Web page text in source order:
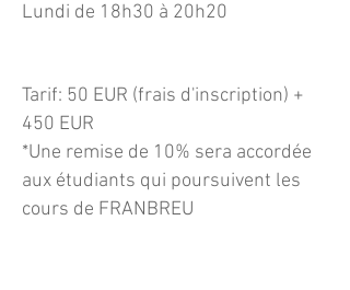
Lundi de 18h30 à 20h20
Tarif: 50 EUR (frais d'inscription) +
450 EUR
*Une remise de 10% sera accordée
aux étudiants qui poursuivent les
cours de FRANBREU